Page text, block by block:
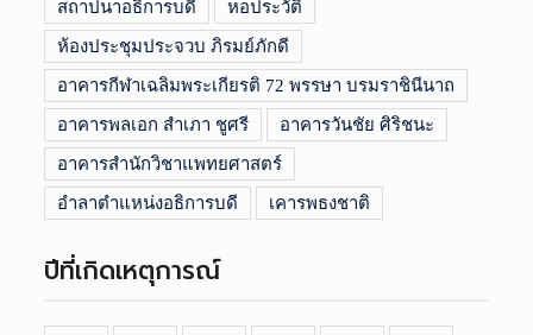
สถาปนาอธิการบดี หอประวัติ
ห้องประชุมประจวบ ภิรมย์ภักดี
อาคารกีฬาเฉลิมพระเกียรติ 72 พรรษา บรมราชินีนาถ
อาคารพลเอก สำเภา ชูศรี อาคารวันชัย ศิริชนะ
อาคารสำนักวิชาแพทยศาสตร์
อำลาตำแหน่งอธิการบดี เคารพธงชาติ
ปีที่เกิดเหตุการณ์